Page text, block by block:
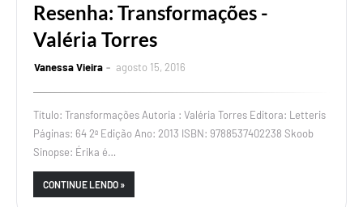
Resenha: Transformações -
Valéria Torres
Vanessa Vieira agosto 15, 2016
Título: Transformações Autoria : Valéria Torres Editora: Letteris
Páginas: 64 2ª Edição Ano: 2013 ISBN: 9788537402238 Skoob
Sinopse: Érika é…
CONTINUE LENDO »